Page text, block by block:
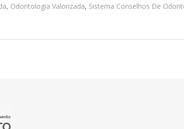
, Odontologia Valorizada, Sistema Conselhos De